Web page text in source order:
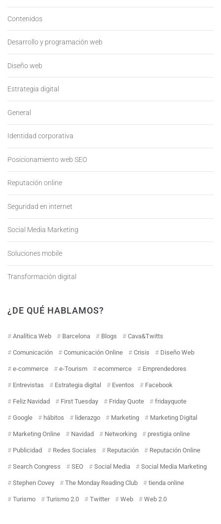
Contenidos
Desarrollo y programación web
Diseño web
Estrategia digital
General
Identidad corporativa
Posicionamiento web SEO
Reputación online
Seguridad en internet
Social Media Marketing
Soluciones mobile
Transformación digital
¿DE QUÉ HABLAMOS?
Analítica Web Barcelona Blogs Cava&Twitts
Comunicación Comunicación Online Crisis Diseño Web
e-commerce e-Tourism ecommerce Emprendedores
Entrevistas Estrategia digital Eventos Facebook
Feliz Navidad First Tuesday Friday Quote fridayquote
Google hábitos liderazgo Marketing Marketing Digital
Marketing Online Navidad Networking prestigia online
Publicidad Redes Sociales Reputación Reputación Online
Search Congress SEO Social Media Social Media Marketing
Stephen Covey The Monday Reading Club tienda online
Turismo Turismo 2.0 Twitter Web Web 2.0